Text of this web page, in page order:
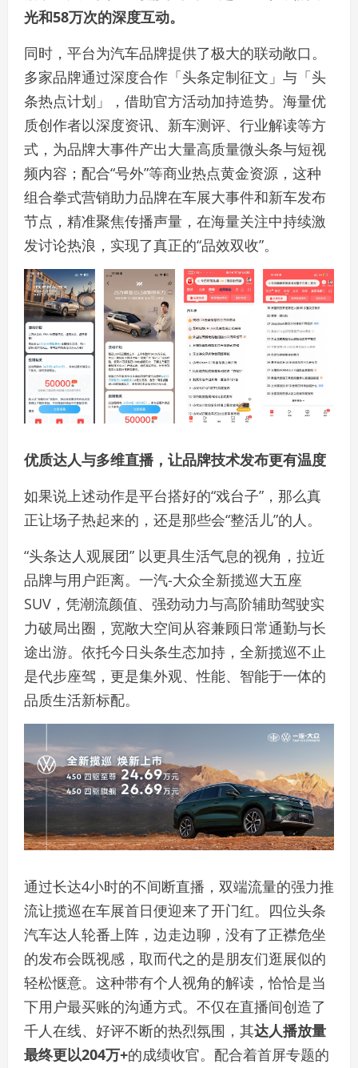
光和58万次的深度互动。
同时，平台为汽车品牌提供了极大的联动敞口。
多家品牌通过深度合作「头条定制征文」与「头
条热点计划」，借助官方活动加持造势。海量优
质创作者以深度资讯、新车测评、行业解读等方
式，为品牌大事件产出大量高质量微头条与短视
频内容；配合“号外”等商业热点黄金资源，这种
组合拳式营销助力品牌在车展大事件和新车发布
节点，精准聚焦传播声量，在海量关注中持续激
发讨论热浪，实现了真正的“品效双收”。
优质达人与多维直播，让品牌技术发布更有温度
如果说上述动作是平台搭好的“戏台子”，那么真
正让场子热起来的，还是那些会“整活儿”的人。
“头条达人观展团” 以更具生活气息的视角，拉近
品牌与用户距离。一汽-大众全新揽巡大五座
SUV，凭潮流颜值、强劲动力与高阶辅助驾驶实
力破局出圈，宽敞大空间从容兼顾日常通勤与长
途出游。依托今日头条生态加持，全新揽巡不止
是代步座驾，更是集外观、性能、智能于一体的
品质生活新标配。
通过长达4小时的不间断直播，双端流量的强力推
流让揽巡在车展首日便迎来了开门红。四位头条
汽车达人轮番上阵，边走边聊，没有了正襟危坐
的发布会既视感，取而代之的是朋友们逛展似的
轻松惬意。这种带有个人视角的解读，恰恰是当
下用户最买账的沟通方式。不仅在直播间创造了
千人在线、好评不断的热烈氛围，其达人播放量
最终更以204万+的成绩收官。配合着首屏专题的